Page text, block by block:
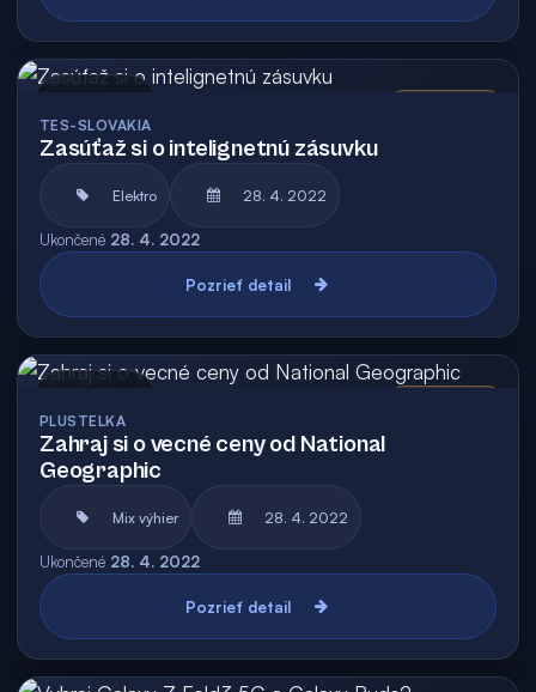
TES-SLOVAKIA
Zasúťaž si o intelignetnú zásuvku
Elektro 28. 4. 2022
Ukončené 28. 4. 2022
Pozrieť detail
PLUSTELKA
Zahraj si o vecné ceny od National
Geographic
Mix výhier 28. 4. 2022
Ukončené 28. 4. 2022
Pozrieť detail